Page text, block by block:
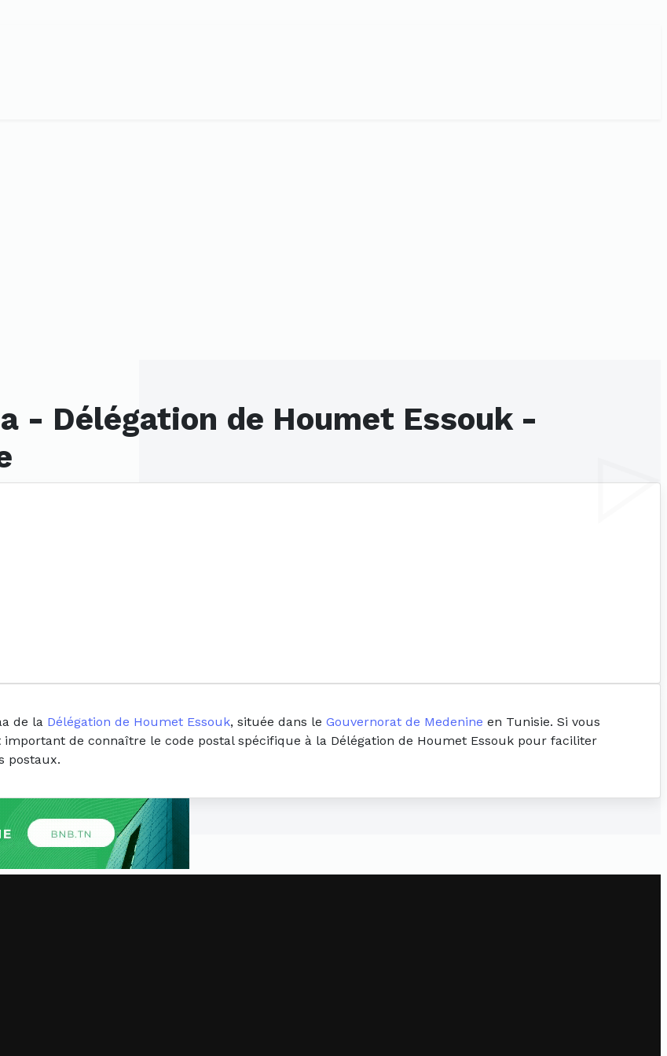
- Délégation de Houmet Essouk -
de la Délégation de Houmet Essouk, située dans le Gouvernorat de Medenine en Tunisie. Si vous
de connaître le code postal spécifique à la Délégation de Houmet Essouk pour faciliter
postaux.